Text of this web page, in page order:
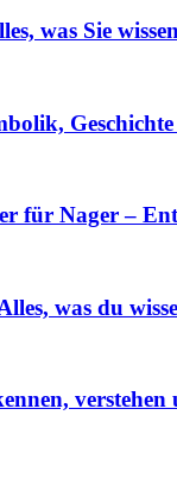
was Sie
für Nager –
was du